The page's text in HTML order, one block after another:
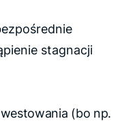
stagnacji
(bo np.